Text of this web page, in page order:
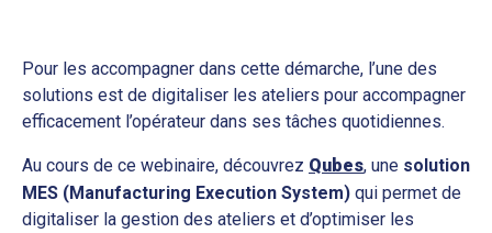
Pour les accompagner dans cette démarche, l’une des
solutions est de digitaliser les ateliers pour accompagner
efficacement l’opérateur dans ses tâches quotidiennes.
Au cours de ce webinaire, découvrez Qubes, une solution
MES (Manufacturing Execution System) qui permet de
digitaliser la gestion des ateliers et d’optimiser les